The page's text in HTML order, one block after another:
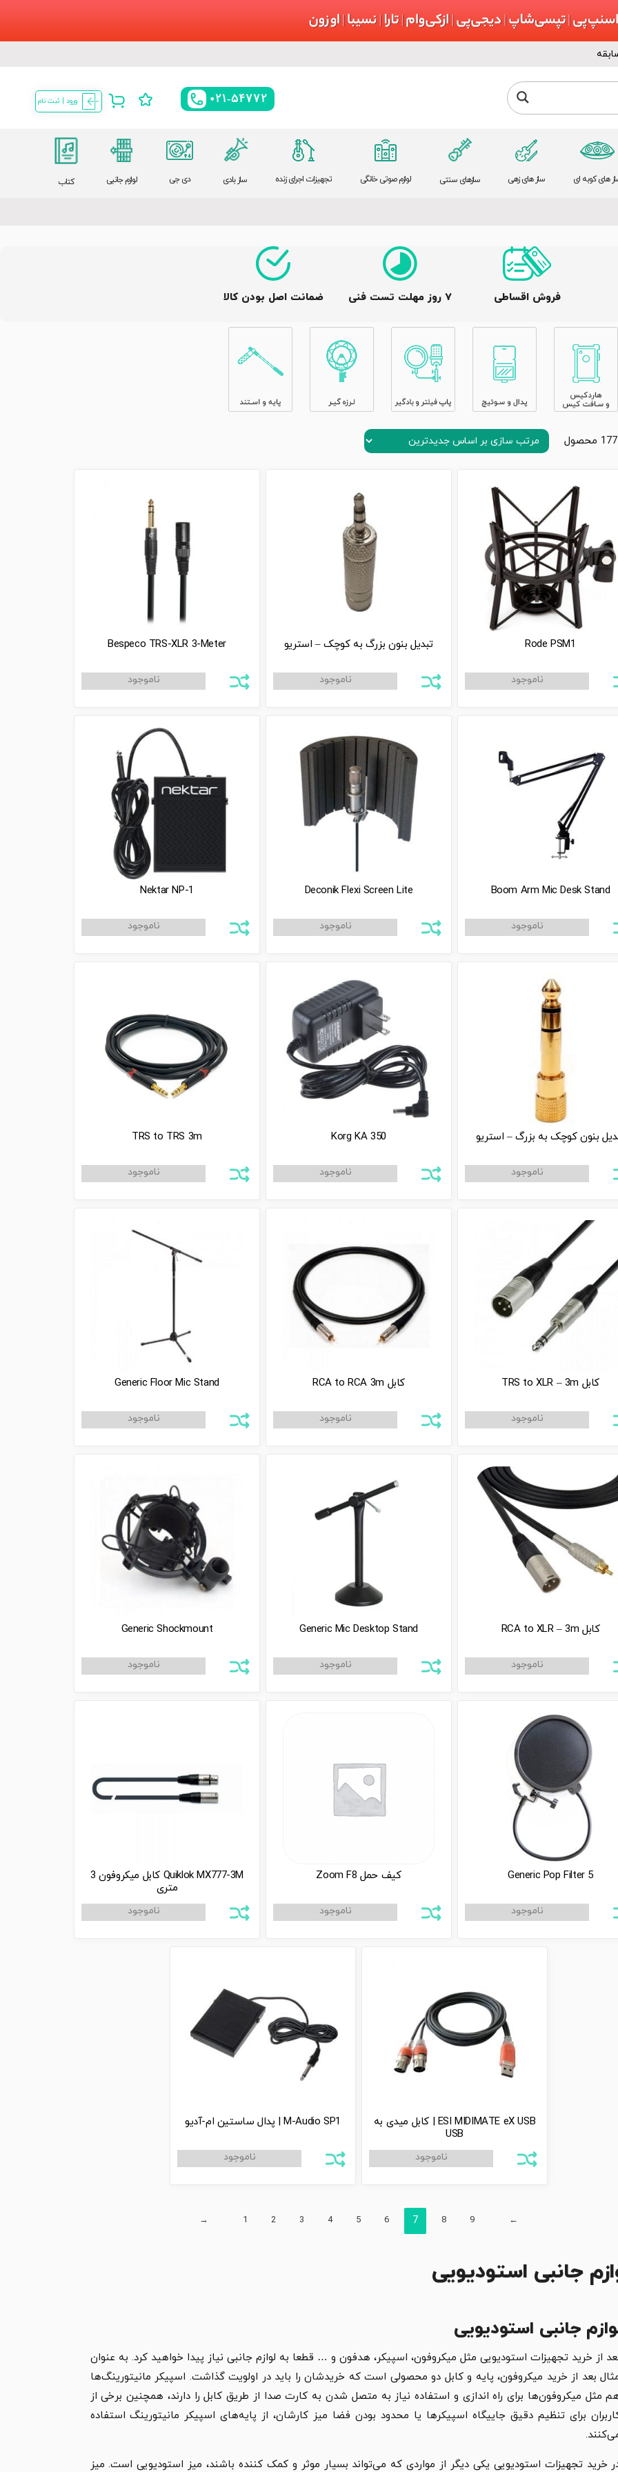
ورود | ثبت نام 021-54772
های کوبه ای ساز های زهی سازهای سنتی لوازم صوتی خانگی تجهیزات اجرای زنده ساز بادی دی جی لوازم جانبی کتاب
فروش اقساطی ٧ روز مهلت تست فنی ضمانت اصل بودن کالا
Rode PSM1 تبدیل بنون بزرگ به کوچک – استریو ‌Bespeco TRS-XLR 3-Meter
Boom Arm Mic Desk Stand
Deconik Flexi Screen Lite
Nektar NP-1
بنون کوچک به بزرگ – استریو Korg KA 350
TRS to TRS 3m
کابل TRS to XLR – 3m کابل RCA to RCA 3m Generic Floor Mic Stand
کابل RCA to XLR – 3m Generic Mic Desktop Stand
Generic Shockmount
Generic Pop Filter 5 کیف حمل Zoom F8
Quiklok MX777-3M کابل میکروفون 3
متری
ESI MIDIMATE eX USB | کابل میدی به
USB
M-Audio SP1 | پدال ساستین ام-آدیو
→ 1 2 3 4 5 6 7 8 9 ←
جانبی استودیویی
جانبی استودیویی
از خرید تجهیزات استودیویی مثل میکروفون، اسپیکر، هدفون و … قطعا به لوازم جانبی نیاز پیدا خواهید کرد. به عنوان
بعد از خرید میکروفون، پایه و کابل دو محصولی است که خریدشان را باید در اولویت گذاشت. اسپیکر مانیتورینگ‌ها
مثل میکروفون‌ها برای راه اندازی و استفاده نیاز به متصل شدن به کارت صدا از طریق کابل را دارند، همچنین برخی از
برای تنظیم دقیق جاییگاه اسپیکرها یا محدود بودن فضا میز کارشان، از پایه‌های اسپیکر مانیتورینگ استفاده
خرید تجهیزات استودیویی یکی دیگر از مواردی که می‌تواند بسیار موثر و کمک کننده باشند، میز استودیویی است. میز